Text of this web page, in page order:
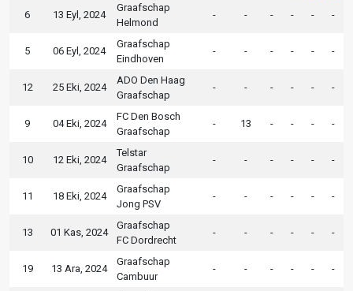
6 13 Eyl, 2024
Graafschap
Helmond
- - - - - -
5 06 Eyl, 2024
Graafschap
Eindhoven
- - - - - -
12 25 Eki, 2024
ADO Den Haag
Graafschap
- - - - - -
9 04 Eki, 2024
FC Den Bosch
Graafschap
- 13 - - - -
10 12 Eki, 2024
Telstar
Graafschap
- - - - - -
11 18 Eki, 2024
Graafschap
Jong PSV
- - - - - -
13 01 Kas, 2024
Graafschap
FC Dordrecht
- - - - - -
19 13 Ara, 2024
Graafschap
Cambuur
- - - - - -